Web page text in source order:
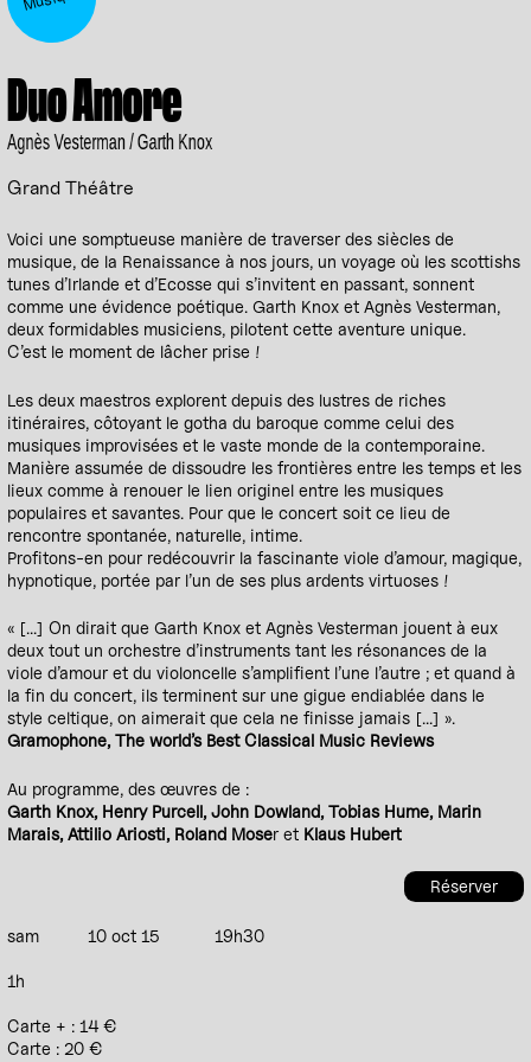
Duo Amore
Agnès Vesterman / Garth Knox
Grand Théâtre
Voici une somptueuse manière de traverser des siècles de
musique, de la Renaissance à nos jours, un voyage où les scottishs
tunes d’Irlande et d’Ecosse qui s’invitent en passant, sonnent
comme une évidence poétique. Garth Knox et Agnès Vesterman,
deux formidables musiciens, pilotent cette aventure unique.
C’est le moment de lâcher prise !
Les deux maestros explorent depuis des lustres de riches
itinéraires, côtoyant le gotha du baroque comme celui des
musiques improvisées et le vaste monde de la contemporaine.
Manière assumée de dissoudre les frontières entre les temps et les
lieux comme à renouer le lien originel entre les musiques
populaires et savantes. Pour que le concert soit ce lieu de
rencontre spontanée, naturelle, intime.
Profitons-en pour redécouvrir la fascinante viole d’amour, magique,
hypnotique, portée par l’un de ses plus ardents virtuoses !
« [...] On dirait que Garth Knox et Agnès Vesterman jouent à eux
deux tout un orchestre d’instruments tant les résonances de la
viole d’amour et du violoncelle s’amplifient l’une l’autre ; et quand à
la fin du concert, ils terminent sur une gigue endiablée dans le
style celtique, on aimerait que cela ne finisse jamais [...] ».
Gramophone, The world’s Best Classical Music Reviews
Au programme, des œuvres de :
Garth Knox, Henry Purcell, John Dowland, Tobias Hume, Marin
Marais, Attilio Ariosti, Roland Moser et Klaus Hubert
Réserver
sam 10 oct 15 19h30
1h
Carte + : 14 €
Carte : 20 €